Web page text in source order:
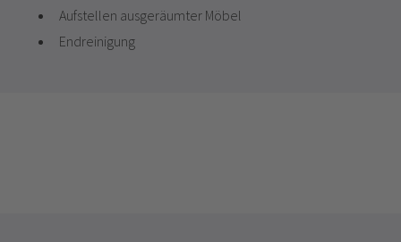
Aufstellen ausgeräumter Möbel
Endreinigung